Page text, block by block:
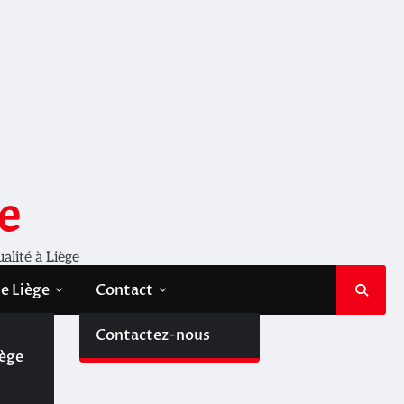
à Liège
Liège Contact
Contactez-nous